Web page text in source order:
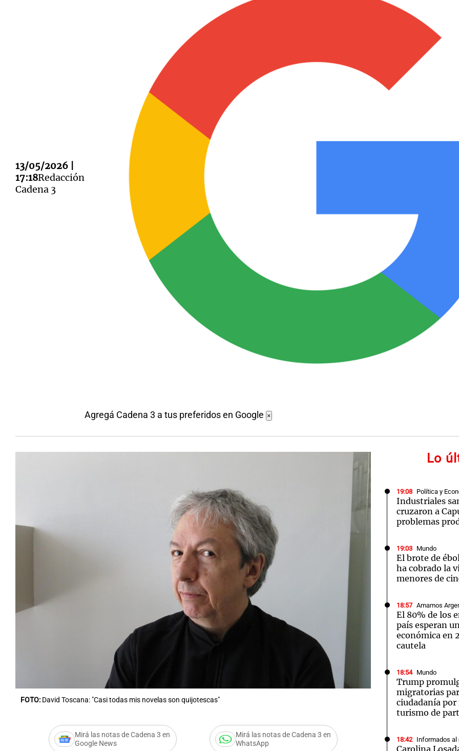
13/05/2026 |
17:18Redacción
Cadena 3
Agregá Cadena 3 a tus preferidos en Google ×
FOTO: David Toscana: "Casi todas mis novelas son quijotescas"
Mirá las notas de Cadena 3 en
Google News
Mirá las notas de Cadena 3 en
WhatsApp
Lo
19:08 Política y
Industriales
cruzaron a
problemas
19:03 Mundo
El brote de
ha cobrado la
menores de
18:57 Amamos
El 80% de los
país esperan
económica en
cautela
18:54 Mundo
Trump
migratorias
ciudadanía
turismo de
18:42 Informados al
Carolina
Notas
Mundial 2026 La Sole en Cadena 3 Cadena 3